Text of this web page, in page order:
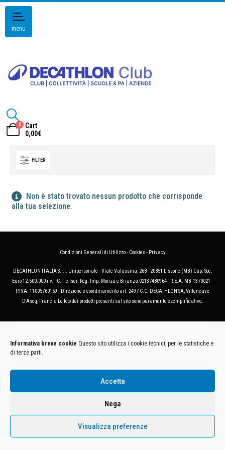
Informativa breve cookie Questo sito utilizza i cookie tecnici, per le statistiche e
di terze parti.
Accetta
Nega
Visualizza preferenze
menu
0
Cart
0,00€
FILTER
Non è stato trovato nessun prodotto che corrisponde
alla tua selezione.
Condizioni Generali di Utilizzo- Cookies- Privacy
DECATHLON ITALIA S.r.l. Unipersonale - Viale Valassina, 268 - 20851 Lissone (MB) Cap. Soc.
Euro 12.500.000 i.v. - C.F. e Iscr. Reg. Imp. Monza e Brianza 02137480964 - R.E.A. MB-1370021 -
P.IVA. 11005760159 - Direzione e coordinamento art. 2497 C.C. DECATHLON SA, Villeneuve
D'Ascq, Francia Le foto dei prodotti presenti sul sito sono puramente esemplificative.